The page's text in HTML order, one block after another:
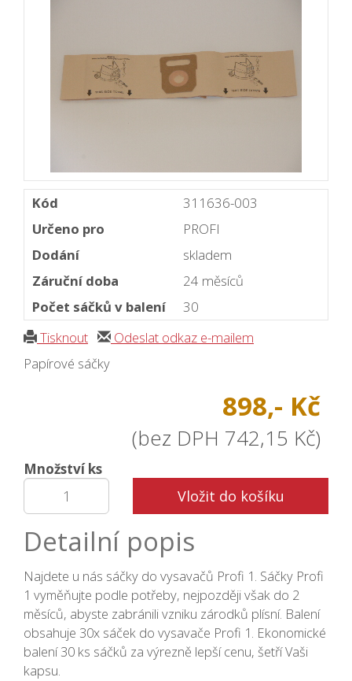
Kód
311636-003
Určeno pro
PROFI
Dodání
skladem
Záruční doba
24 měsíců
Počet sáčků v balení
30
Tisknout
Odeslat odkaz e-mailem
Papírové sáčky
898,- Kč
(bez DPH 742,15 Kč)
Množství ks
Vložit do košíku
Detailní popis
Najdete u nás sáčky do vysavačů Profi 1. Sáčky Profi
1 vyměňujte podle potřeby, nejpozději však do 2
měsíců, abyste zabránili vzniku zárodků plísní. Balení
obsahuje 30x sáček do vysavače Profi 1. Ekonomické
balení 30 ks sáčků za výrezně lepší cenu, šetří Vaši
kapsu.